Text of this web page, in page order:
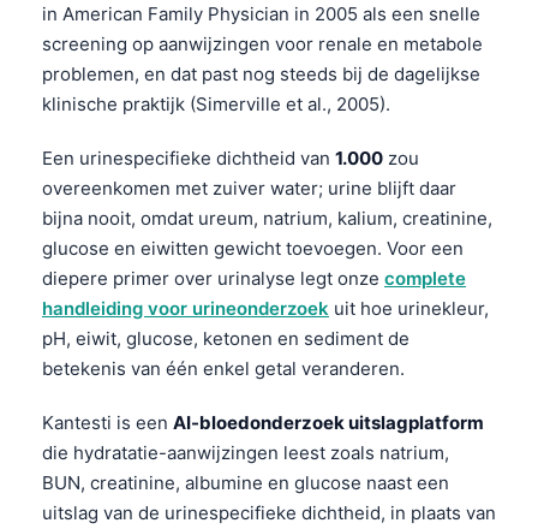
in American Family Physician in 2005 als een snelle
screening op aanwijzingen voor renale en metabole
problemen, en dat past nog steeds bij de dagelijkse
klinische praktijk (Simerville et al., 2005).
Een urinespecifieke dichtheid van 1.000 zou
overeenkomen met zuiver water; urine blijft daar
bijna nooit, omdat ureum, natrium, kalium, creatinine,
glucose en eiwitten gewicht toevoegen. Voor een
diepere primer over urinalyse legt onze complete
handleiding voor urineonderzoek uit hoe urinekleur,
pH, eiwit, glucose, ketonen en sediment de
betekenis van één enkel getal veranderen.
Kantesti is een AI-bloedonderzoek uitslagplatform
die hydratatie-aanwijzingen leest zoals natrium,
BUN, creatinine, albumine en glucose naast een
uitslag van de urinespecifieke dichtheid, in plaats van